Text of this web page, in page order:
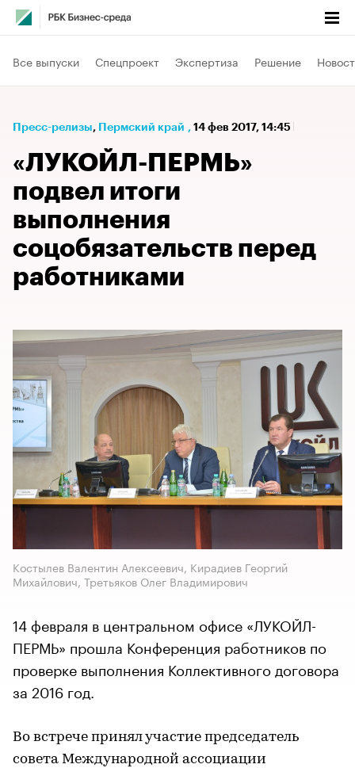
Все выпуски Спецпроект Экспертиза Решение
Пресс-релизы⁠, Пермский край , 14 фев 2017, 14:45
«ЛУКОЙЛ-ПЕРМЬ»
подвел итоги
выполнения
соцобязательств перед
работниками
Костылев Валентин Алексеевич, Кирадиев Георгий
Михайлович, Третьяков Олег Владимирович
14 февраля в центральном офисе «ЛУКОЙЛ-
ПЕРМЬ» прошла Конференция работников по
проверке выполнения Коллективного договора
за 2016 год.
Во встрече принял участие председатель
совета Международной ассоциации